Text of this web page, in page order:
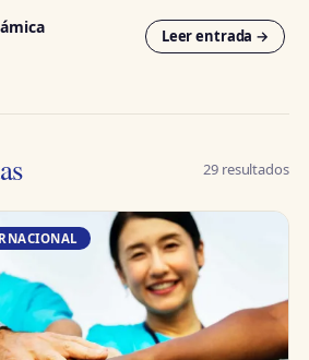
Leer entrada →
29 resultados